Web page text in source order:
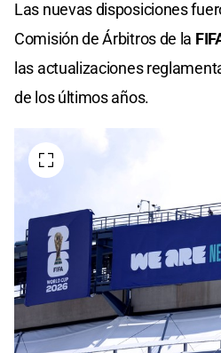
Las nuevas disposiciones
Comisión de Árbitros de la
las actualizaciones
de los últimos años.